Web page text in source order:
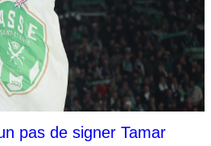
pas de signer Tamar